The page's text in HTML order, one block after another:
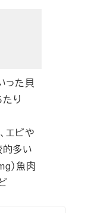
った貝
り
エビや
多い
）魚肉